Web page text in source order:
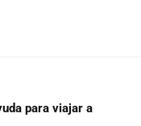
para viajar a